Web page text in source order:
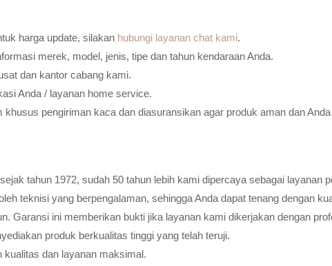
harga update, silakan hubungi layanan chat kami.
merek, model, jenis, tipe dan tahun kendaraan Anda.
dan kantor cabang kami.
Anda / layanan home service.
pengiriman kaca dan diasuransikan agar produk aman dan
tahun 1972, sudah 50 tahun lebih kami dipercaya sebagai layanan
teknisi yang berpengalaman, sehingga Anda dapat tenang dengan
Garansi ini memberikan bukti jika layanan kami dikerjakan dengan
produk berkualitas tinggi yang telah teruji.
kualitas dan layanan maksimal.